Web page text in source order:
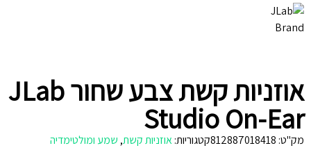
אוזניות קשת צבע שחור JLab
Studio On-Ear
מק"ט:812887018418קטגוריות:אוזניות קשת,שמע ומולטימדיה